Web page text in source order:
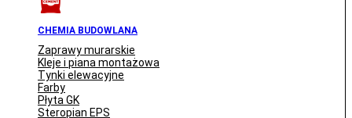
CHEMIA BUDOWLANA
Zaprawy murarskie
Kleje i piana montażowa
Tynki elewacyjne
Farby
Płyta GK
Steropian EPS